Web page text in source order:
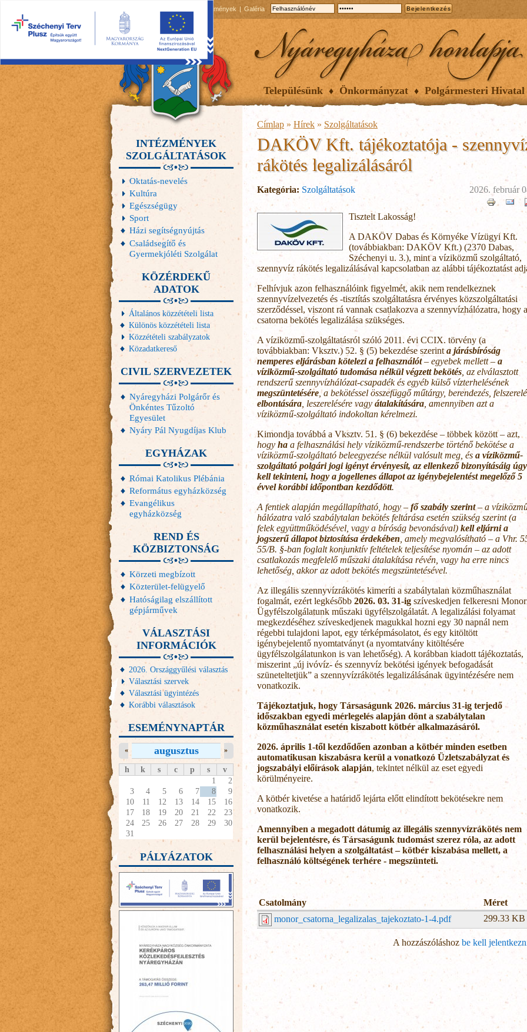
Események Galéria
Településünk Önkormányzat Polgármesteri Hivatal
Címlap » Hírek » Szolgáltatások
DAKÖV Kft. tájékoztatója -
rákötés legalizálásáról
2026. február
Kategória: Szolgáltatások
Tisztelt Lakosság!
A DAKÖV Dabas és Környéke Vízügyi Kft.
(továbbiakban: DAKÖV Kft.) (2370 Dabas,
Széchenyi u. 3.), mint a víziközmű szolgáltató,
szennyvíz rákötés legalizálásával kapcsolatban az alábbi tájékoztatást
Felhívjuk azon felhasználóink figyelmét, akik nem rendelkeznek
szennyvízelvezetés és -tisztítás szolgáltatásra érvényes közszolgáltatási
szerződéssel, viszont rá vannak csatlakozva a szennyvízhálózatra, hogy a
csatorna bekötés legalizálása szükséges.
A víziközmű-szolgáltatásról szóló 2011. évi CCIX. törvény (a
továbbiakban: Vksztv.) 52. § (5) bekezdése szerinta járásbíróság
nemperes eljárásban kötelezi a felhasználót– egyebek mellett – a
víziközmű-szolgáltató tudomása nélkül végzett bekötés , az elválasztott
rendszerű szennyvízhálózat-csapadék és egyéb külső vízterhelésének
megszüntetésére , a bekötéssel összefüggő műtárgy, berendezés,
elbontására , leszerelésére vagy átalakítására , amennyiben azt a
víziközmű-szolgáltató indokoltan kérelmezi.
Kimondja továbbá a Vksztv. 51. § (6) bekezdése – többek között – azt,
hogy ha a felhasználási hely víziközmű-rendszerbe történő bekötése a
víziközmű-szolgáltató beleegyezése nélkül valósult meg, és a víziközmű-
szolgáltató polgári jogi igényt érvényesít, az ellenkező bizonyításáig úgy
kell tekinteni, hogy a jogellenes állapot az igénybejelentést megelőző 5
évvel korábbi időpontban kezdődött.
A fentiek alapján megállapítható, hogy –fő szabály szerint– a
hálózatra való szabálytalan bekötés feltárása esetén szükség szerint (a
felek együttműködésével, vagy a bíróság bevonásával) kell eljárni a
jogszerű állapot biztosítása érdekében , amely megvalósítható – a Vhr.
55/B. §-ban foglalt konjunktív feltételek teljesítése nyomán – az adott
csatlakozás megfelelő műszaki átalakítása révén, vagy ha erre nincs
lehetőség, akkor az adott bekötés megszüntetésével.
Az illegális szennyvízrákötés kimeríti a szabálytalan közműhasználat
fogalmát, ezért legkésőbb 2026. 03. 31-ig szíveskedjen felkeresni
Ügyfélszolgálatunk műszaki ügyfélszolgálatát. A legalizálási folyamat
megkezdéséhez szíveskedjenek magukkal hozni egy 30 napnál nem
régebbi tulajdoni lapot, egy térképmásolatot, és egy kitöltött
igénybejelentő nyomtatványt (a nyomtatvány kitöltésére
ügyfélszolgálatunkon is van lehetőség). A korábban kiadott tájékoztatás,
miszerint „új ivóvíz- és szennyvíz bekötési igények befogadását
szüneteltetjük” a szennyvízrákötés legalizálásának ügyintézésére nem
vonatkozik.
Tájékoztatjuk, hogy Társaságunk 2026. március 31-ig terjedő
időszakban egyedi mérlegelés alapján dönt a szabálytalan
közműhasználat esetén kiszabott kötbér alkalmazásáról.
2026. április 1-től kezdődően azonban a kötbér minden esetben
automatikusan kiszabásra kerül a vonatkozó Üzletszabályzat és
jogszabályi előírások alapján, tekintet nélkül az eset egyedi
körülményeire.
A kötbér kivetése a határidő lejárta előtt elindított bekötésekre nem
vonatkozik.
Amennyiben a megadott dátumig az illegális szennyvízrákötés nem
kerül bejelentésre, és Társaságunk tudomást szerez róla, az adott
felhasználási helyen a szolgáltatást – kötbér kiszabása mellett, a
felhasználó költségének terhére - megszünteti.
Csatolmány
Méret
monor_csatorna_legalizalas_tajekoztato-1-4.pdf
299.33 KB
A hozzászóláshoz be kell
INTÉZMÉNYEK
SZOLGÁLTATÁSOK
Oktatás-nevelés
Kultúra
Egészségügy
Sport
Házi segítségnyújtás
Családsegítő és
Gyermekjóléti Szolgálat
KÖZÉRDEKŰ
ADATOK
Általános közzétételi lista
Különös közzétételi lista
Közzétételi szabályzatok
Közadatkereső
CIVIL SZERVEZETEK
Nyáregyházi Polgárőr és
Önkéntes Tűzoltó
Egyesület
Nyáry Pál Nyugdíjas Klub
EGYHÁZAK
Római Katolikus Plébánia
Református egyházközség
Evangélikus
egyházközség
REND ÉS
KÖZBIZTONSÁG
Körzeti megbízott
Közterület-felügyelő
Hatóságilag elszállított
gépjárművek
VÁLASZTÁSI
INFORMÁCIÓK
2026. Országgyűlési választás
Választási szervek
Választási ügyintézés
Korábbi választások
ESEMÉNYNAPTÁR
augusztus
« »
h k s c p s
v
1
2
3
4 5 6 7 8
9
10
11 12 13 14 15
16
17
18 19 20 21 22
23
24
25 26 27 28 29
30
31
PÁLYÁZATOK